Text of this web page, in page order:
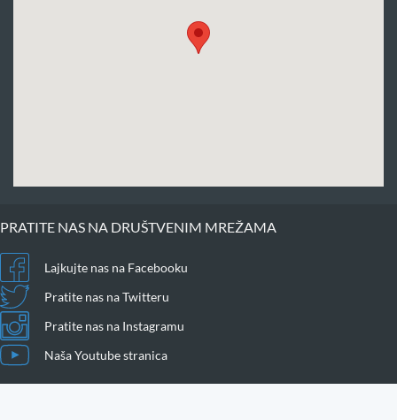
PRATITE NAS NA DRUŠTVENIM MREŽAMA
Lajkujte nas na Facebooku
Pratite nas na Twitteru
Pratite nas na Instagramu
Naša Youtube stranica